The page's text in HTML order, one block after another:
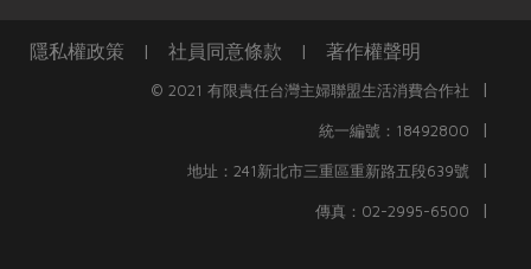
隱私權政策 | 社員同意條款 | 著作權聲明
© 2021 有限責任台灣主婦聯盟生活消費合作社 |
統一編號：18492800 |
地址：241新北市三重區重新路五段639號 |
傳真：02-2995-6500 |